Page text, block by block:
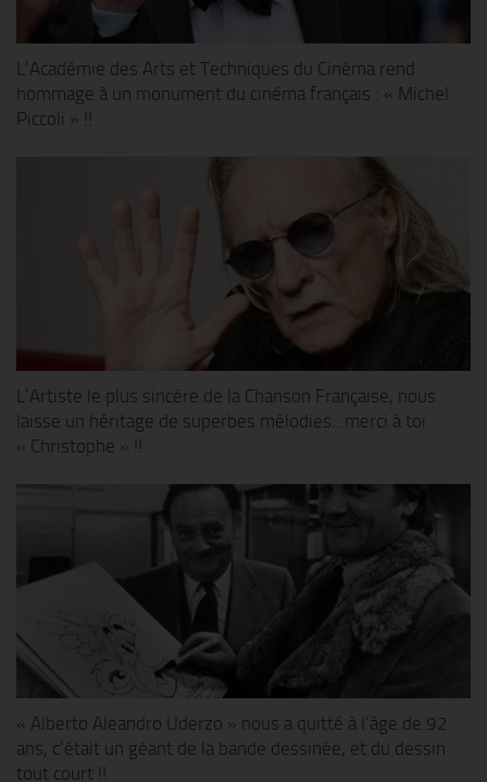
L’Académie des Arts et Techniques du Cinéma rend
hommage à un monument du cinéma français : « Michel
Piccoli » !!
L’Artiste le plus sincère de la Chanson Française, nous
laisse un héritage de superbes mélodies…merci à toi
« Christophe » !!
« Alberto Aleandro Uderzo » nous a quitté à l’âge de 92
ans, c’était un géant de la bande dessinée, et du dessin
tout court !!